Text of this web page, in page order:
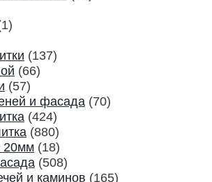
(137)
(66)
(57)
и фасада (70)
(424)
(880)
20мм (18)
(508)
и каминов (165)